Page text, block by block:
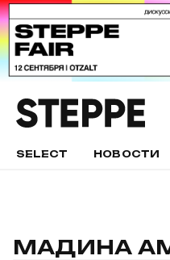
SELECT НОВОСТИ
МАДИНА